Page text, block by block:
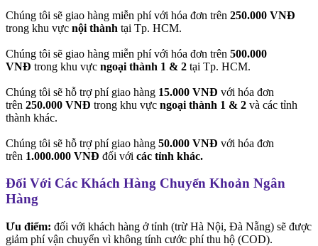
Chúng tôi sẽ giao hàng miễn phí với hóa đơn trên 250.000 VNĐ
trong khu vực nội thành tại Tp. HCM.
Chúng tôi sẽ giao hàng miễn phí với hóa đơn trên 500.000
VNĐ trong khu vực ngoại thành 1 & 2 tại Tp. HCM.
Chúng tôi sẽ hỗ trợ phí giao hàng 15.000 VNĐ với hóa đơn
trên 250.000 VNĐ trong khu vực ngoại thành 1 & 2 và các tỉnh
thành khác.
Chúng tôi sẽ hỗ trợ phí giao hàng 50.000 VNĐ với hóa đơn
trên 1.000.000 VNĐ đối với các tỉnh khác.
Đối Với Các Khách Hàng Chuyển Khoản Ngân
Hàng
Ưu điểm: đối với khách hàng ở tỉnh (trừ Hà Nội, Đà Nẵng) sẽ được
giảm phí vận chuyển vì không tính cước phí thu hộ (COD).